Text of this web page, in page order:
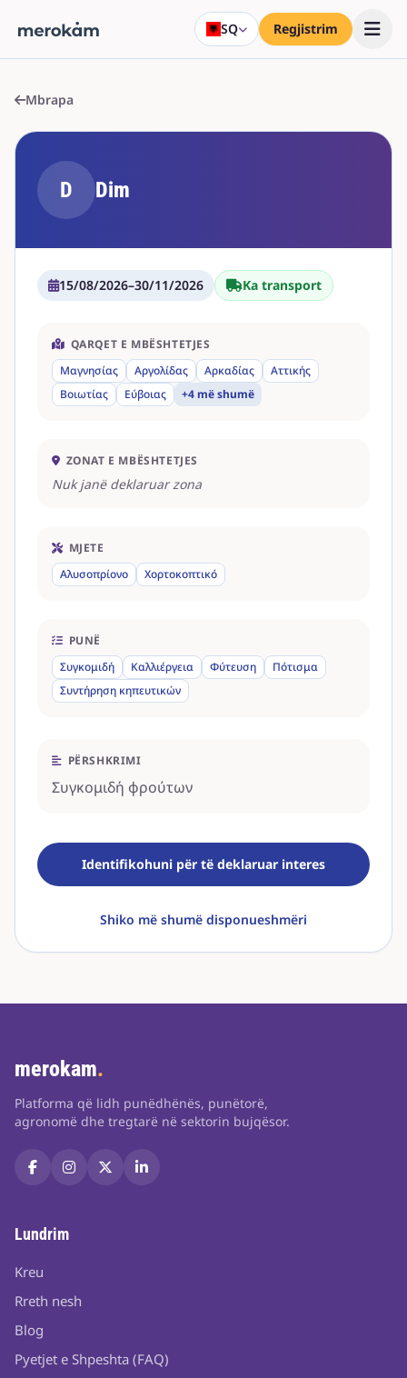
SQ Regjistrim
Mbrapa
D Dim
15/08/2026–30/11/2026 Ka transport
QARQET E MBËSHTETJES
Μαγνησίας
Αργολίδας Αρκαδίας
Αττικής
Βοιωτίας
Εύβοιας +4 më shumë
ZONAT E MBËSHTETJES
Nuk janë deklaruar zona
MJETE
Αλυσοπρίονο
Χορτοκοπτικό
PUNË
Συγκομιδή
Καλλιέργεια Φύτευση
Πότισμα
Συντήρηση κηπευτικών
PËRSHKRIMI
Συγκομιδή φρούτων
Identifikohuni për të deklaruar interes
Shiko më shumë disponueshmëri
merokam.
Platforma që lidh punëdhënës, punëtorë,
agronomë dhe tregtarë në sektorin bujqësor.
Lundrim
Kreu
Rreth nesh
Blog
Pyetjet e Shpeshta (FAQ)